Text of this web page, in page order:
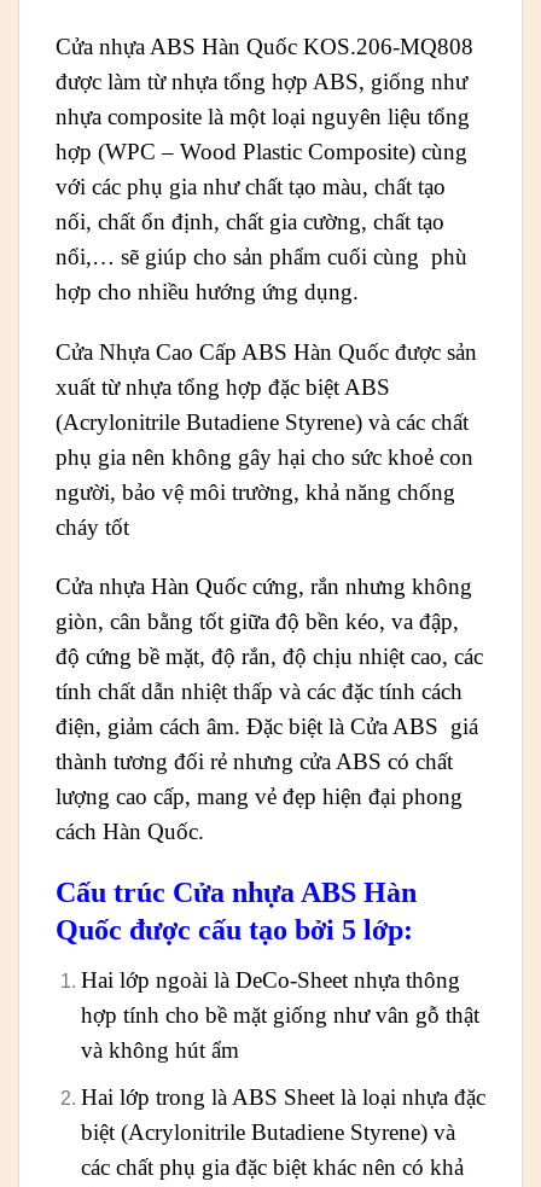
Cửa nhựa ABS Hàn Quốc KOS.206-MQ808
được làm từ nhựa tổng hợp ABS, giống như
nhựa composite là một loại nguyên liệu tổng
hợp (WPC – Wood Plastic Composite) cùng
với các phụ gia như chất tạo màu, chất tạo
nối, chất ổn định, chất gia cường, chất tạo
nổi,… sẽ giúp cho sản phẩm cuối cùng phù
hợp cho nhiều hướng ứng dụng.
Cửa Nhựa Cao Cấp ABS Hàn Quốc được sản
xuất từ nhựa tổng hợp đặc biệt ABS
(Acrylonitrile Butadiene Styrene) và các chất
phụ gia nên không gây hại cho sức khoẻ con
người, bảo vệ môi trường, khả năng chống
cháy tốt
Cửa nhựa Hàn Quốc cứng, rắn nhưng không
giòn, cân bằng tốt giữa độ bền kéo, va đập,
độ cứng bề mặt, độ rắn, độ chịu nhiệt cao, các
tính chất dẫn nhiệt thấp và các đặc tính cách
điện, giảm cách âm. Đặc biệt là Cửa ABS giá
thành tương đối rẻ nhưng cửa ABS có chất
lượng cao cấp, mang vẻ đẹp hiện đại phong
cách Hàn Quốc.
Cấu trúc Cửa nhựa ABS Hàn
Quốc được cấu tạo bởi 5 lớp:
Hai lớp ngoài là DeCo-Sheet nhựa thông
hợp tính cho bề mặt giống như vân gỗ thật
và không hút ẩm
Hai lớp trong là ABS Sheet là loại nhựa đặc
biệt (Acrylonitrile Butadiene Styrene) và
các chất phụ gia đặc biệt khác nên có khả